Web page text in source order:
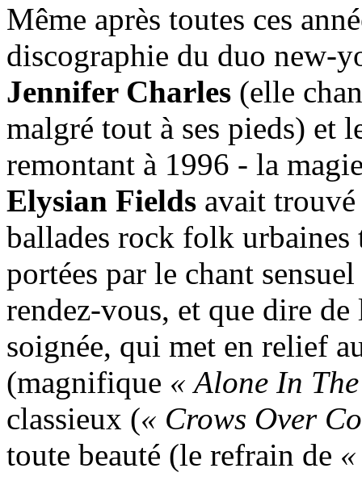
Même après toutes ces
discographie du duo new-
Jennifer Charles (elle
malgré tout à ses pieds) et
remontant à 1996 - la
Elysian Fields avait
ballades rock folk urbaines
portées par le chant
rendez-vous, et que dire
soignée, qui met en relief
(magnifique « Alone In
classieux (« Crows Over
toute beauté (le refrain de